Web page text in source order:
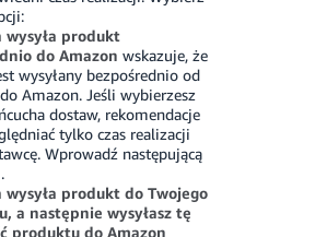
wysyła produkt
do Amazon wskazuje, że
wysyłany bezpośrednio od
Amazon. Jeśli wybierzesz
dostaw, rekomendacje
tylko czas realizacji
Wprowadź następującą
wysyła produkt do Twojego
a następnie wysyłasz tę
produktu do Amazon